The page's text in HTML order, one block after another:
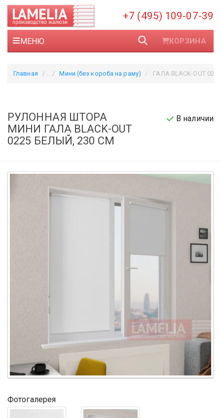
+7 (495) 109-07-39
МЕНЮ КОРЗИНА
Главная Мини (без короба на раму) ГАЛА BLACK-OUT 0225
РУЛОННАЯ ШТОРА
МИНИ ГАЛА BLACK-OUT
0225 БЕЛЫЙ, 230 СМ
В наличии
Фотогалерея